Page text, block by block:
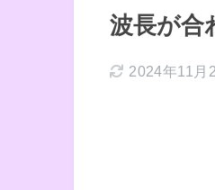
波長が合
2024年11月